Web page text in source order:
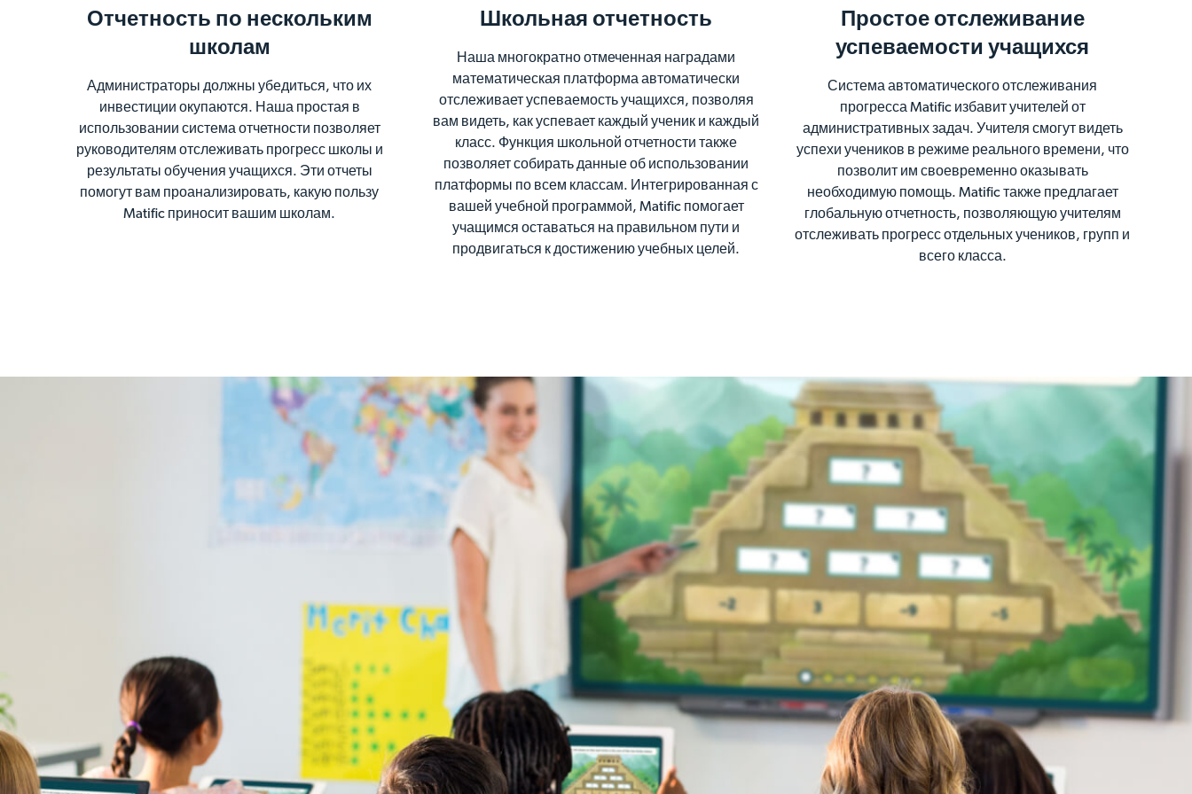
Отчетность по нескольким
школам
Администраторы должны убедиться, что их
инвестиции окупаются. Наша простая в
использовании система отчетности позволяет
руководителям отслеживать прогресс школы и
результаты обучения учащихся. Эти отчеты
помогут вам проанализировать, какую пользу
Matific приносит вашим школам.
Школьная отчетность
Наша многократно отмеченная наградами
математическая платформа автоматически
отслеживает успеваемость учащихся, позволяя
вам видеть, как успевает каждый ученик и каждый
класс. Функция школьной отчетности также
позволяет собирать данные об использовании
платформы по всем классам. Интегрированная с
вашей учебной программой, Matific помогает
учащимся оставаться на правильном пути и
продвигаться к достижению учебных целей.
Простое отслеживание
успеваемости учащихся
Система автоматического отслеживания
прогресса Matific избавит учителей от
административных задач. Учителя смогут видеть
успехи учеников в режиме реального времени, что
позволит им своевременно оказывать
необходимую помощь. Matific также предлагает
глобальную отчетность, позволяющую учителям
отслеживать прогресс отдельных учеников, групп и
всего класса.